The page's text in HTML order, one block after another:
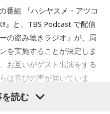
りーぱみゅぱみゅ、株式会
さん（ゆとりくん）
でもっとも大変なのは冬だ
学生も暗闇のなかを登校す
ったり、どれだけ寝ても寝
す。30年以上暮らした今で
話し、フィンランド語の習
終わりが見えないところを
語りました。
れは格別です。海や湖を覆
番組 『ハシヤスメ・アツコ
』と、TBS Podcast で配信
の盗み聴きラジオ』が、局
を実施することが決定しま
お互いがゲスト出演をする
は喜びの声が届いていま
読む